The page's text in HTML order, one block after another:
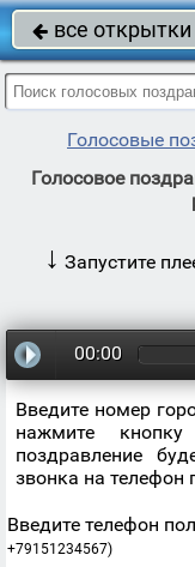
 все открытки
Голосовые
Голосовое
↓ Запустите
00:00
Введите номер
нажмите
поздравление
звонка на телефон
Введите телефон
+79151234567)